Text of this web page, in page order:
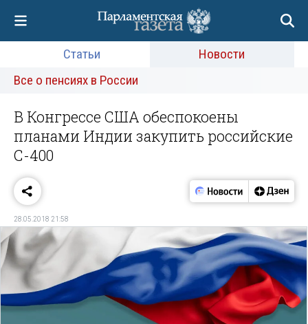
Статьи
Новости
Все о пенсиях в России
В Конгрессе США обеспокоены
планами Индии закупить российские
С-400
28.05.2018 21:58